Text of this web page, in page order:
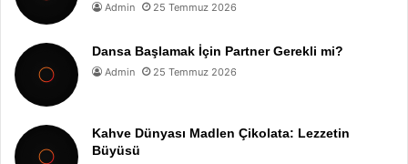
Admin 25 Temmuz 2026
Dansa Başlamak İçin Partner Gerekli mi?
Admin 25 Temmuz 2026
Kahve Dünyası Madlen Çikolata: Lezzetin
Büyüsü